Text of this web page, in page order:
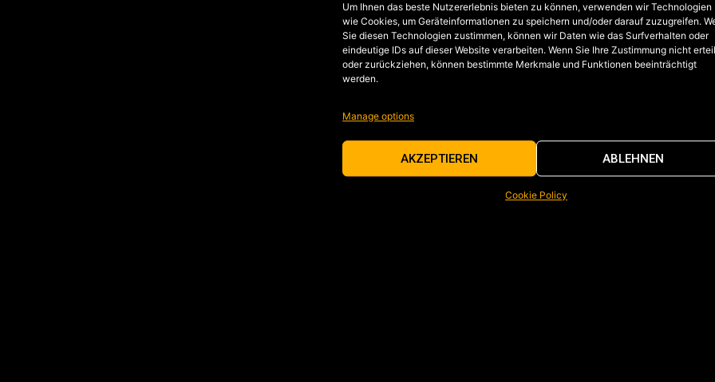
Um Ihnen das beste Nutzererlebnis bieten zu können, verwenden wir Technologien
wie Cookies, um Geräteinformationen zu speichern und/oder darauf zuzugreifen.
Sie diesen Technologien zustimmen, können wir Daten wie das Surfverhalten oder
eindeutige IDs auf dieser Website verarbeiten. Wenn Sie Ihre Zustimmung nicht
oder zurückziehen, können bestimmte Merkmale und Funktionen beeinträchtigt
werden.
Manage options
AKZEPTIEREN ABLEHNEN
Cookie Policy